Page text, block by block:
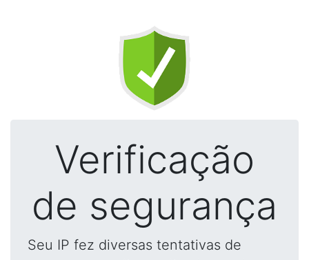
Verificação
de segurança
Seu IP fez diversas tentativas de